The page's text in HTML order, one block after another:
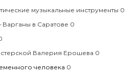
музыкальные инструменты 0
Варганы в Саратове 0
Валерия Ерошева 0
человека 0